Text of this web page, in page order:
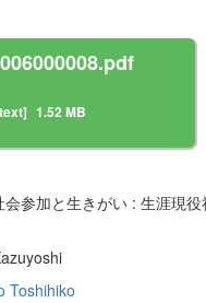
1.52 MB
参加と生きがい : 生涯現
Toshihiko